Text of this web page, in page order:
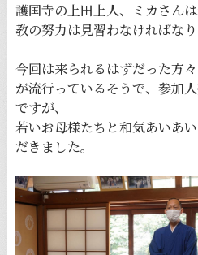
護国寺の上田上人、ミカさん
教の努力は見習わなければなり
今回は来られるはずだった方
が流行っているそうで、参加
ですが、
若いお母様たちと和気あいあ
だきました。